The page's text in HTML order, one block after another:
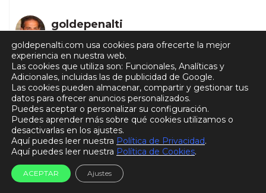
goldepenalti
11 enero, 2016 a las 23:04
Gracias Mario por tu comentario.
El video que ilustra este artículo, y
que he compartido pues solo es un
enlace, pertenece a la web
http://www.ganz-muenchen.de
goldepenalti.com usa cookies para ofrecerte la mejor
experiencia en nuestra web.
Las cookies que utiliza son: Funcionales, Analíticas y
Adicionales, incluidas las de publicidad de Google.
Las cookies pueden almacenar, compartir y gestionar tus
datos para ofrecer anuncios personalizados.
Puedes aceptar o personalizar su configuración.
Puedes aprender más sobre qué cookies utilizamos o
desactivarlas en los ajustes.
Aquí puedes leer nuestra Política de Privacidad.
Aquí puedes leer nuestra Política de Cookies.
ACEPTAR Ajustes